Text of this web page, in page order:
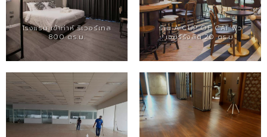
โรงแรม เข้าท่าห์ ริเวอร์เทล
800 ตร.ม.
ร้าน A CUP OF CAT ฟิว
เจอร์รังสิต 20 ตร.ม.